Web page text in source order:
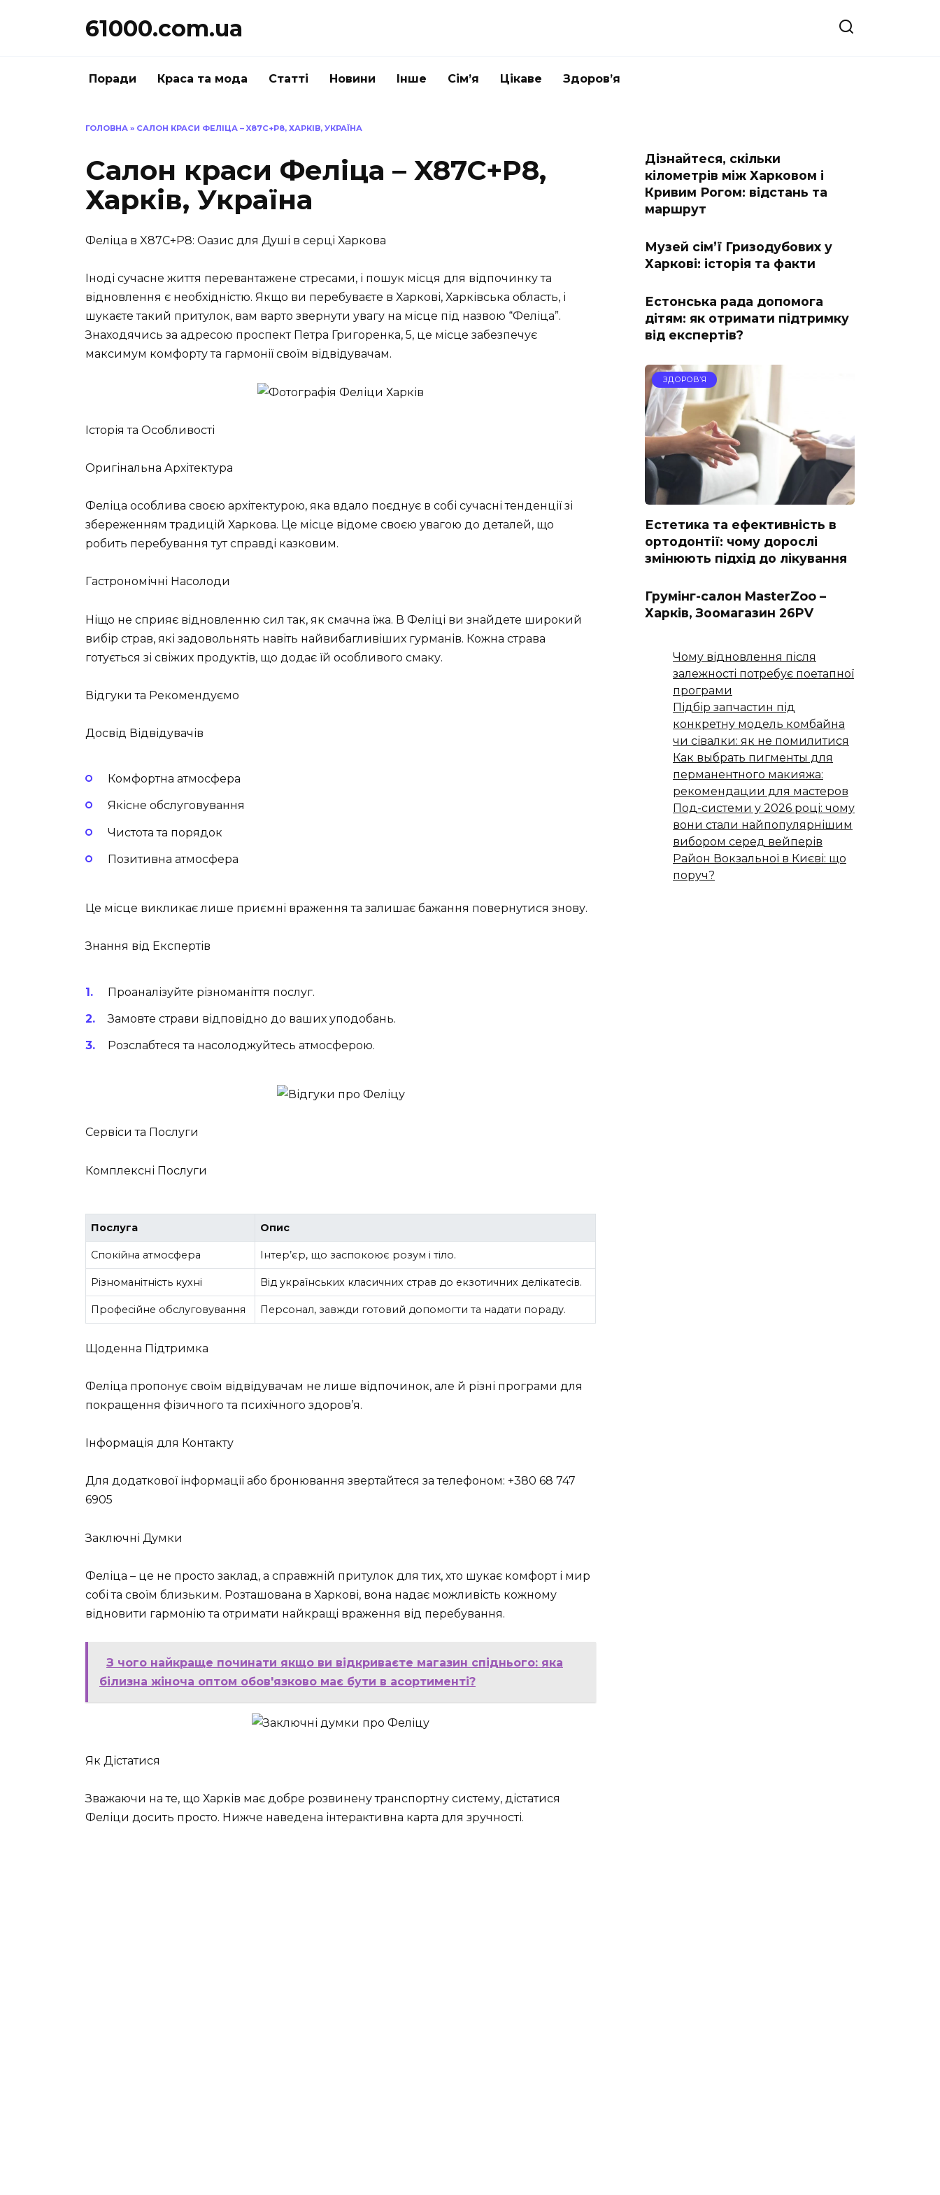
61000.com.ua
Поради Краса та мода Статті Новини Інше Сім’я Цікаве Здоров’я
ГОЛОВНА » САЛОН КРАСИ ФЕЛІЦА – X87C+P8, ХАРКІВ, УКРАЇНА
Салон краси Феліца – X87C+P8,
Харків, Україна
Феліца в X87C+P8: Оазис для Душі в серці Харкова
Іноді сучасне життя перевантажене стресами, і пошук місця для відпочинку та
відновлення є необхідністю. Якщо ви перебуваєте в Харкові, Харківська область, і
шукаєте такий притулок, вам варто звернути увагу на місце під назвою “Феліца”.
Знаходячись за адресою проспект Петра Григоренка, 5, це місце забезпечує
максимум комфорту та гармонії своїм відвідувачам.
Історія та Особливості
Оригінальна Архітектура
Феліца особлива своєю архітектурою, яка вдало поєднує в собі сучасні тенденції зі
збереженням традицій Харкова. Це місце відоме своєю увагою до деталей, що
робить перебування тут справді казковим.
Гастрономічні Насолоди
Ніщо не сприяє відновленню сил так, як смачна їжа. В Феліці ви знайдете широкий
вибір страв, які задовольнять навіть найвибагливіших гурманів. Кожна страва
готується зі свіжих продуктів, що додає їй особливого смаку.
Відгуки та Рекомендуємо
Досвід Відвідувачів
Комфортна атмосфера
Якісне обслуговування
Чистота та порядок
Позитивна атмосфера
Це місце викликає лише приємні враження та залишає бажання повернутися знову.
Знання від Експертів
Проаналізуйте різноманіття послуг.
Замовте страви відповідно до ваших уподобань.
Розслабтеся та насолоджуйтесь атмосферою.
Сервіси та Послуги
Комплексні Послуги
Послуга Опис
Спокійна атмосфера Інтер’єр, що заспокоює розум і тіло.
Різноманітність кухні Від українських класичних страв до екзотичних делікатесів.
Професійне обслуговування Персонал, завжди готовий допомогти та надати пораду.
Щоденна Підтримка
Феліца пропонує своїм відвідувачам не лише відпочинок, але й різні програми для
покращення фізичного та психічного здоров’я.
Інформація для Контакту
Для додаткової інформації або бронювання звертайтеся за телефоном: +380 68 747
6905
Заключні Думки
Феліца – це не просто заклад, а справжній притулок для тих, хто шукає комфорт і мир
собі та своїм близьким. Розташована в Харкові, вона надає можливість кожному
відновити гармонію та отримати найкращі враження від перебування.
З чого найкраще починати якщо ви відкриваєте магазин спіднього: яка
білизна жіноча оптом обов'язково має бути в асортименті?
Як Дістатися
Зважаючи на те, що Харків має добре розвинену транспортну систему, дістатися
Феліци досить просто. Нижче наведена інтерактивна карта для зручності.
Дізнайтеся, скільки
кілометрів між Харковом і
Кривим Рогом: відстань та
маршрут
Музей сім’ї Гризодубових у
Харкові: історія та факти
Естонська рада допомога
дітям: як отримати підтримку
від експертів?
ЗДОРОВ’Я
Естетика та ефективність в
ортодонтії: чому дорослі
змінюють підхід до лікування
Грумінг-салон MasterZoo –
Харків, Зоомагазин 26PV
Чому відновлення після
залежності потребує поетапної
програми
Підбір запчастин під
конкретну модель комбайна
чи сівалки: як не помилитися
Как выбрать пигменты для
перманентного макияжа:
рекомендации для мастеров
Под-системи у 2026 році: чому
вони стали найпопулярнішим
вибором серед вейперів
Район Вокзальної в Києві: що
поруч?